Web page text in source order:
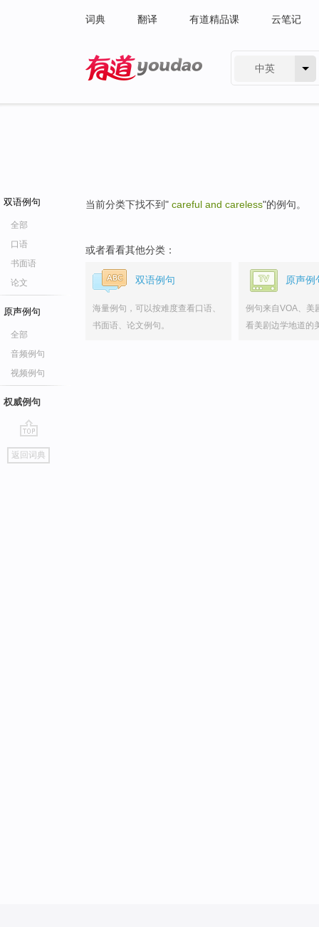
词典 翻译 有道精品课 云笔记
中英
双语例句
全部
口语
书面语
论文
原声例句
全部
音频例句
视频例句
权威例句
go
top
返回词典
当前分类下找不到" careful and careless"的例句。
或者看看其他分类：
双语例句
海量例句，可以按难度查看口语、
书面语、论文例句。
原声例
例句来自VOA、美
看美剧边学地道的